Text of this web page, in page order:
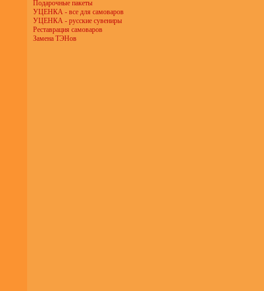
Подарочные пакеты
УЦЕНКА - все для самоваров
УЦЕНКА - русские сувениры
Реставрация самоваров
Замена ТЭНов